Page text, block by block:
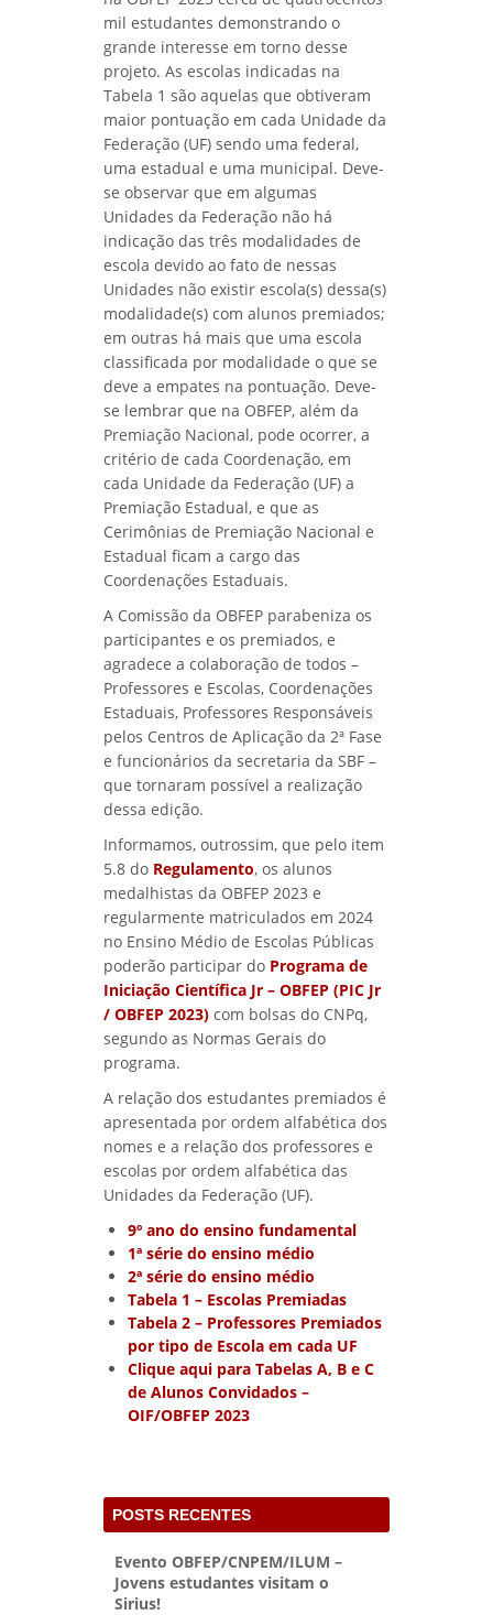
mil estudantes demonstrando o
grande interesse em torno desse
projeto. As escolas indicadas na
Tabela 1 são aquelas que obtiveram
maior pontuação em cada Unidade da
Federação (UF) sendo uma federal,
uma estadual e uma municipal. Deve-
se observar que em algumas
Unidades da Federação não há
indicação das três modalidades de
escola devido ao fato de nessas
Unidades não existir escola(s) dessa(s)
modalidade(s) com alunos premiados;
em outras há mais que uma escola
classificada por modalidade o que se
deve a empates na pontuação. Deve-
se lembrar que na OBFEP, além da
Premiação Nacional, pode ocorrer, a
critério de cada Coordenação, em
cada Unidade da Federação (UF) a
Premiação Estadual, e que as
Cerimônias de Premiação Nacional e
Estadual ficam a cargo das
Coordenações Estaduais.
A Comissão da OBFEP parabeniza os
participantes e os premiados, e
agradece a colaboração de todos –
Professores e Escolas, Coordenações
Estaduais, Professores Responsáveis
pelos Centros de Aplicação da 2ª Fase
e funcionários da secretaria da SBF –
que tornaram possível a realização
dessa edição.
Informamos, outrossim, que pelo item
5.8 do Regulamento, os alunos
medalhistas da OBFEP 2023 e
regularmente matriculados em 2024
no Ensino Médio de Escolas Públicas
poderão participar do Programa de
Iniciação Científica Jr – OBFEP (PIC Jr
/ OBFEP 2023) com bolsas do CNPq,
segundo as Normas Gerais do
programa.
A relação dos estudantes premiados é
apresentada por ordem alfabética dos
nomes e a relação dos professores e
escolas por ordem alfabética das
Unidades da Federação (UF).
9º ano do ensino fundamental
1ª série do ensino médio
2ª série do ensino médio
Tabela 1 – Escolas Premiadas
Tabela 2 – Professores Premiados
por tipo de Escola em cada UF
Clique aqui para Tabelas A, B e C
de Alunos Convidados –
OIF/OBFEP 2023
POSTS RECENTES
Evento OBFEP/CNPEM/ILUM –
Jovens estudantes visitam o
Sirius!